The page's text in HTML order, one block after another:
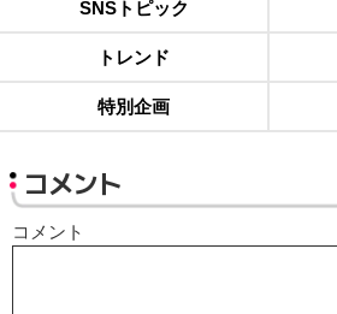
SNSトピック
トレンド
特別企画
コメント
コメント